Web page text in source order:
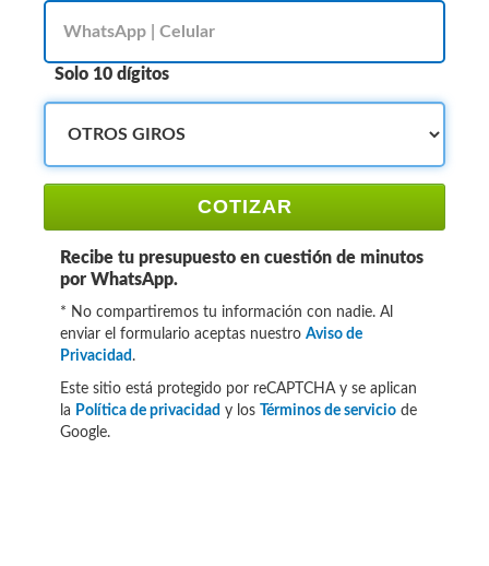
Solo 10 dígitos
COTIZAR
Recibe tu presupuesto en cuestión de minutos
por WhatsApp.
* No compartiremos tu información con nadie. Al
enviar el formulario aceptas nuestro Aviso de
Privacidad .
Este sitio está protegido por reCAPTCHA y se aplican
la Política de privacidad y los Términos de servicio de
Google.